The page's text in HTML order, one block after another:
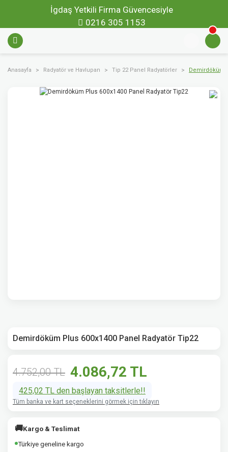
İgdaş Yetkili Firma Güvencesiyle
0216 305 1153
Anasayfa Radyatör ve Havlupan Tip 22 Panel Radyatörler Demirdöküm
Demirdöküm Plus 600x1400 Panel Radyatör Tip22
4.752,00 TL 4.086,72 TL
425,02 TL den başlayan taksitlerle!!
Tüm banka ve kart seçeneklerini görmek için tıklayın
🚚Kargo & Teslimat
Türkiye geneline kargo